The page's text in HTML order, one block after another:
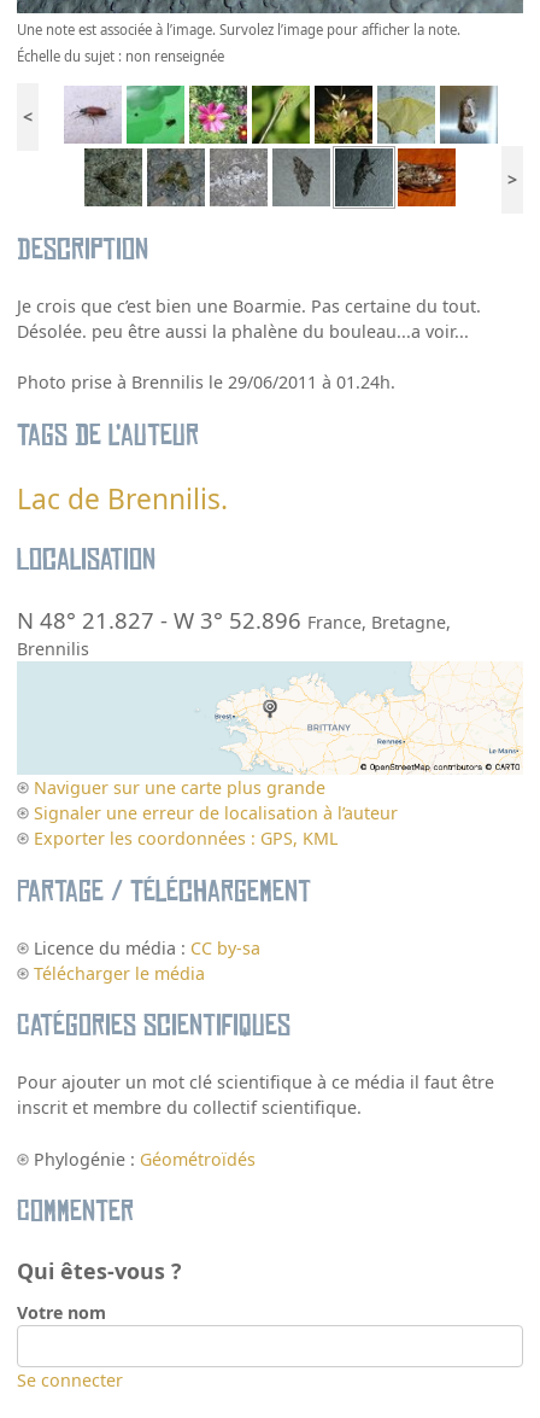
Une note est associée à l’image. Survolez l’image pour afficher la note.
Échelle du sujet : non renseignée
<
>
Description
Je crois que c’est bien une Boarmie. Pas certaine du tout.
Désolée. peu être aussi la phalène du bouleau...a voir...
Photo prise à Brennilis le 29/06/2011 à 01.24h.
Tags de l’auteur
Lac de Brennilis.
Localisation
N 48° 21.827 -W 3° 52.896 France, Bretagne,
Brennilis
Naviguer sur une carte plus grande
Signaler une erreur de localisation à l’auteur
Exporter les coordonnées : GPS, KML
Partage / Téléchargement
Licence du média : CC by-sa
Télécharger le média
Catégories scientifiques
Pour ajouter un mot clé scientifique à ce média il faut être
inscrit et membre du collectif scientifique.
Phylogénie : Géométroïdés
Commenter
Qui êtes-vous ?
Votre nom
Se connecter